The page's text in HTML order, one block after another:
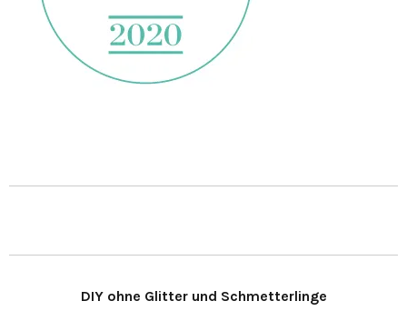
DIY ohne Glitter und Schmetterlinge